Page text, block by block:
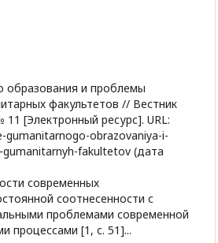
образования и проблемы
факультетов // Вестник
[Электронный ресурс]. URL:
obrazovaniya-i-
fakultetov (дата
современных
соотнесенности с
проблемами современной
процессами [1, с. 51]...